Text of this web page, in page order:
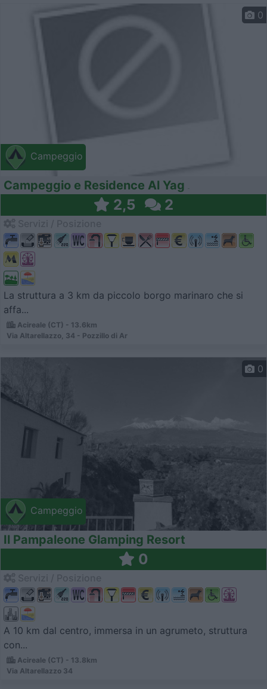
Campeggio
0
Campeggio e Residence Al Yag
2,5 2
La struttura a 3 km da piccolo borgo marinaro che si
affa...
Acireale (CT) - 13.6km
Via Altarellazzo, 34 - Pozzillo di Ar
Campeggio
0
Il Pampaleone Glamping Resort
0
A 10 km dal centro, immersa in un agrumeto, struttura
con...
Acireale (CT) - 13.8km
Via Altarellazzo 34